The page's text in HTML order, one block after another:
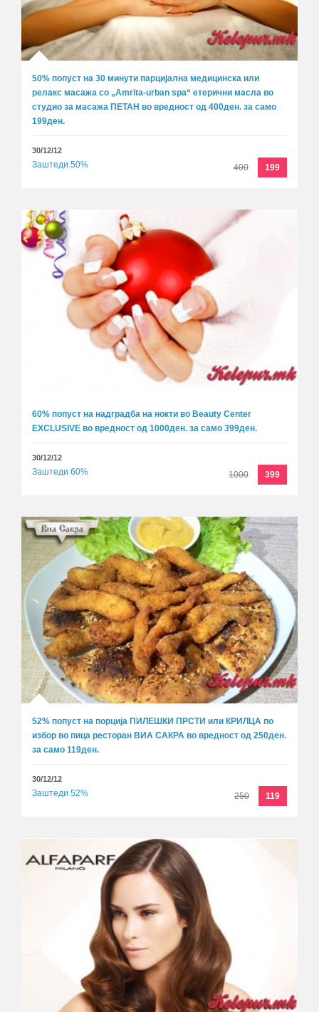
50% попуст на 30 минути парцијална медицинска или
релакс масажа со „Amrita-urban spa“ етерични масла во
студио за масажа ПЕТАН во вредност од 400ден. за само
199ден.
30/12/12
Заштеди 50% 400 199
60% попуст на надградба на нокти во Beauty Center
EXCLUSIVE во вредност од 1000ден. за само 399ден.
30/12/12
Заштеди 60% 1000 399
52% попуст на порција ПИЛЕШКИ ПРСТИ или КРИЛЦА по
избор во пица ресторан ВИА САКРА во вредност од 250ден.
за само 119ден.
30/12/12
Заштеди 52% 250 119